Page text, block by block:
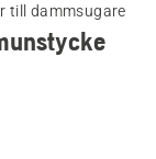
till dammsugare